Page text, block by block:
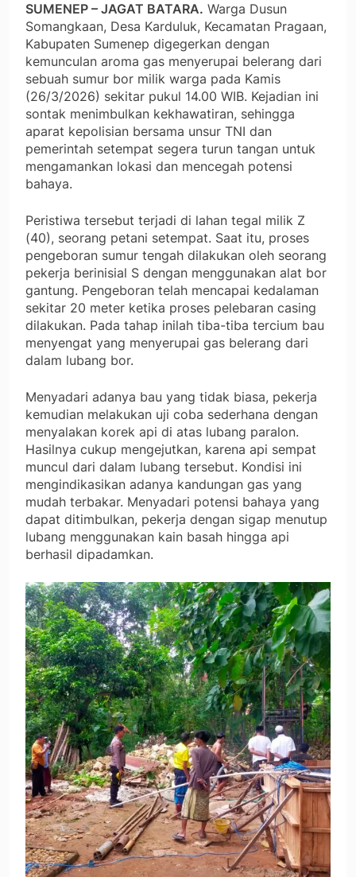
SUMENEP – JAGAT BATARA. Warga Dusun
Somangkaan, Desa Karduluk, Kecamatan Pragaan,
Kabupaten Sumenep digegerkan dengan
kemunculan aroma gas menyerupai belerang dari
sebuah sumur bor milik warga pada Kamis
(26/3/2026) sekitar pukul 14.00 WIB. Kejadian ini
sontak menimbulkan kekhawatiran, sehingga
aparat kepolisian bersama unsur TNI dan
pemerintah setempat segera turun tangan untuk
mengamankan lokasi dan mencegah potensi
bahaya.
Peristiwa tersebut terjadi di lahan tegal milik Z
(40), seorang petani setempat. Saat itu, proses
pengeboran sumur tengah dilakukan oleh seorang
pekerja berinisial S dengan menggunakan alat bor
gantung. Pengeboran telah mencapai kedalaman
sekitar 20 meter ketika proses pelebaran casing
dilakukan. Pada tahap inilah tiba-tiba tercium bau
menyengat yang menyerupai gas belerang dari
dalam lubang bor.
Menyadari adanya bau yang tidak biasa, pekerja
kemudian melakukan uji coba sederhana dengan
menyalakan korek api di atas lubang paralon.
Hasilnya cukup mengejutkan, karena api sempat
muncul dari dalam lubang tersebut. Kondisi ini
mengindikasikan adanya kandungan gas yang
mudah terbakar. Menyadari potensi bahaya yang
dapat ditimbulkan, pekerja dengan sigap menutup
lubang menggunakan kain basah hingga api
berhasil dipadamkan.